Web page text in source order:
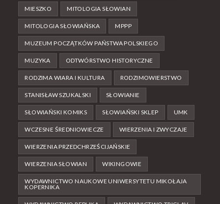
MIESZKO MITOLOGIA SŁOWIAN
MITOLOGIA SŁOWIAŃSKA MPPP
MUZEUM POCZĄTKÓW PAŃSTWA POLSKIEGO
MUZYKA ODTWÓRSTWO HISTORYCZNE
RODZIMA WIARA I KULTURA RODZIMOWIERSTWO
STANISŁAW SZUKALSKI SŁOWIANIE
SŁOWIAŃSKI KOMIKS SŁOWIAŃSKI SKLEP UMK
WCZESNE ŚREDNIOWIECZE WIERZENIA I ZWYCZAJE
WIERZENIA PRZEDCHRZEŚCIJAŃSKIE
WIERZENIA SŁOWIAN WIKINGOWIE
WYDAWNICTWO NAUKOWE UNIWERSYTETU MIKOŁAJA
KOPERNIKA